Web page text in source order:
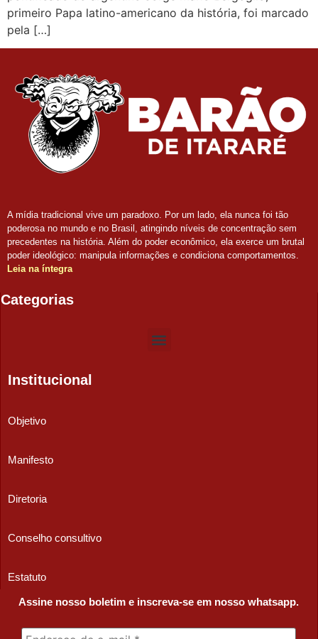
primeiro Papa latino-americano da história, foi marcado
pela […]
A mídia tradicional vive um paradoxo. Por um lado, ela nunca foi tão
poderosa no mundo e no Brasil, atingindo níveis de concentração sem
precedentes na história. Além do poder econômico, ela exerce um brutal
poder ideológico: manipula informações e condiciona comportamentos.
Leia na íntegra
Categorias
Institucional
Objetivo
Manifesto
Diretoria
Conselho consultivo
Estatuto
Assine nosso boletim e inscreva-se em nosso whatsapp.